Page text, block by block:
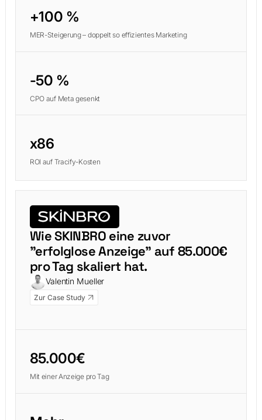
+100 %
MER-Steigerung – doppelt so effizientes Marketing
-50 %
CPO auf Meta gesenkt
x86
ROI auf Tracify-Kosten
Wie SKINBRO eine zuvor
"erfolglose Anzeige" auf 85.000€
pro Tag skaliert hat.
Valentin Mueller
Zur Case Study
85.000€
Mit einer Anzeige pro Tag